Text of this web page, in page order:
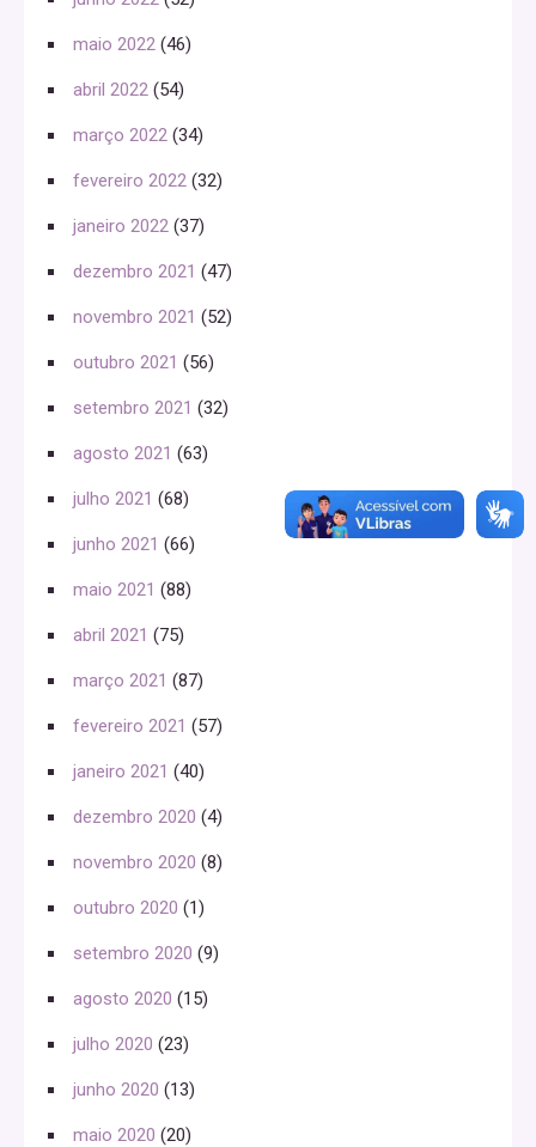
maio 2022 (46)
abril 2022 (54)
março 2022 (34)
fevereiro 2022 (32)
janeiro 2022 (37)
dezembro 2021 (47)
novembro 2021 (52)
outubro 2021 (56)
setembro 2021 (32)
agosto 2021 (63)
julho 2021 (68)
junho 2021 (66)
maio 2021 (88)
abril 2021 (75)
março 2021 (87)
fevereiro 2021 (57)
janeiro 2021 (40)
dezembro 2020 (4)
novembro 2020 (8)
outubro 2020 (1)
setembro 2020 (9)
agosto 2020 (15)
julho 2020 (23)
junho 2020 (13)
maio 2020 (20)